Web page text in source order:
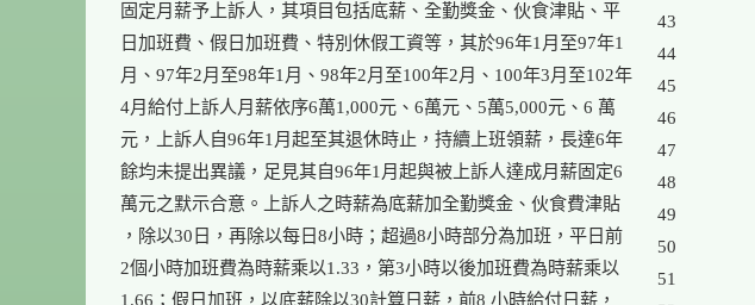
固定月薪予上訴人，其項目包括底薪、全勤獎金、伙食津貼、平
日加班費、假日加班費、特別休假工資等，其於96年1月至97年1
月、97年2月至98年1月、98年2月至100年2月、100年3月至102年
4月給付上訴人月薪依序6萬1,000元、6萬元、5萬5,000元、6 萬
元，上訴人自96年1月起至其退休時止，持續上班領薪，長達6年
餘均未提出異議，足見其自96年1月起與被上訴人達成月薪固定6
萬元之默示合意。上訴人之時薪為底薪加全勤獎金、伙食費津貼
，除以30日，再除以每日8小時；超過8小時部分為加班，平日前
2個小時加班費為時薪乘以1.33，第3小時以後加班費為時薪乘以
1.66；假日加班，以底薪除以30計算日薪，前8 小時給付日薪，
43
44
45
46
47
48
49
50
51